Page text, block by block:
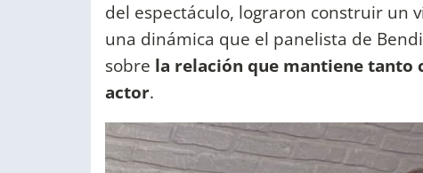
del espectáculo, lograron construir un
una dinámica que el panelista de
sobre la relación que mantiene tanto
actor.